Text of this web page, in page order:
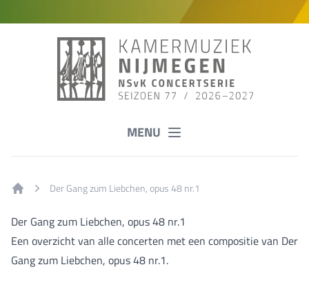
MENU
Der Gang zum Liebchen, opus 48 nr.1
Der Gang zum Liebchen, opus 48 nr.1
Een overzicht van alle concerten met een compositie van Der
Gang zum Liebchen, opus 48 nr.1.